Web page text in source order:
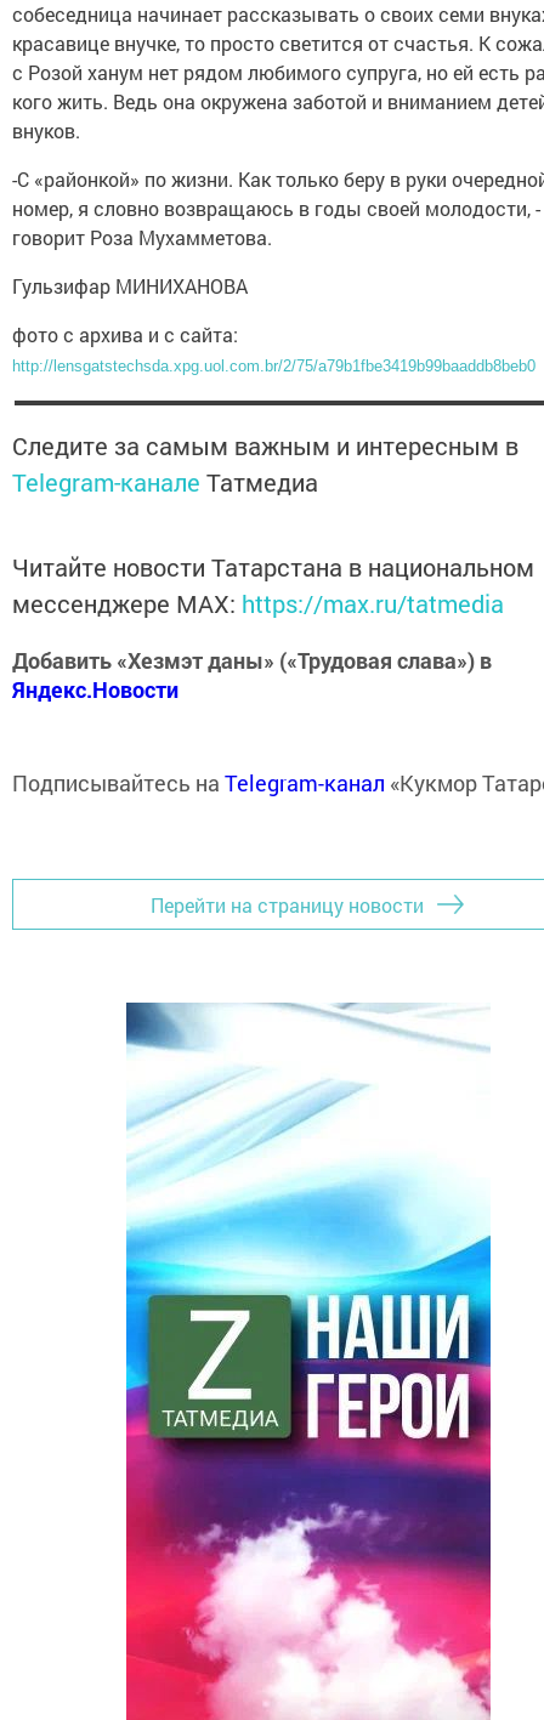
собеседница начинает рассказывать о своих семи
красавице внучке, то просто светится от счастья. К
с Розой ханум нет рядом любимого супруга, но ей есть
кого жить. Ведь она окружена заботой и вниманием
внуков.
-С «районкой» по жизни. Как только беру в руки
номер, я словно возвращаюсь в годы своей молодости, -
говорит Роза Мухамметова.
Гульзифар МИНИХАНОВА
фото с архива и с сайта:
http://lensgatstechsda.xpg.uol.com.br/2/75/a79b1fbe3419b99baaddb8beb0
Следите за самым важным и интересным в
Telegram-канале Татмедиа
Читайте новости Татарстана в национальном
мессенджере MАХ: https://max.ru/tatmedia
Добавить «Хезмэт даны» («Трудовая слава») в
Яндекс.Новости
Подписывайтесь на Telegram-канал «Кукмор
Перейти на страницу новости